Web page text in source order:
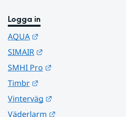
Logga in
AQUA
SIMAIR
SMHI Pro
Timbr
Vinterväg
Väderlarm